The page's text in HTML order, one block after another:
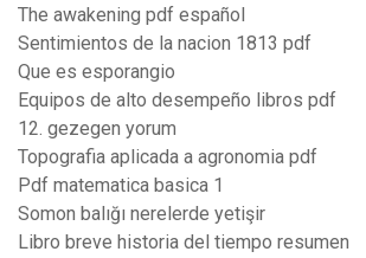
The awakening pdf español
Sentimientos de la nacion 1813 pdf
Que es esporangio
Equipos de alto desempeño libros pdf
12. gezegen yorum
Topografia aplicada a agronomia pdf
Pdf matematica basica 1
Somon balığı nerelerde yetişir
Libro breve historia del tiempo resumen